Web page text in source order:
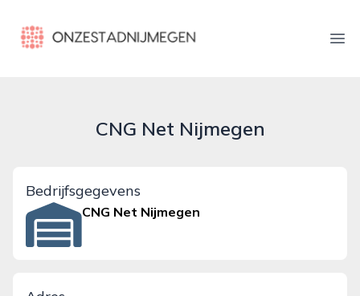
onzestadnijmegen.nl
CNG Net Nijmegen
Bedrijfsgegevens
CNG Net Nijmegen